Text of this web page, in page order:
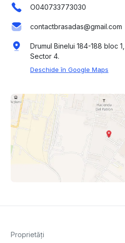
O040733773030
contactbrasadas@gmail.com
Drumul Binelui 184-188 bloc
Sector 4.
Deschide în Google Maps
Proprietăți